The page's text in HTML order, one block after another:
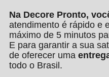
Na Decore Pronto,
atendimento é rápido e
máximo de 5 minutos
E para garantir a sua
de oferecer uma
todo o Brasil.